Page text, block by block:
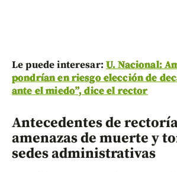
Le puede interesar: U. Nacional:
pondrían en riesgo elección de
ante el miedo”, dice el rector
Antecedentes de
amenazas de muerte y
sedes administrativas